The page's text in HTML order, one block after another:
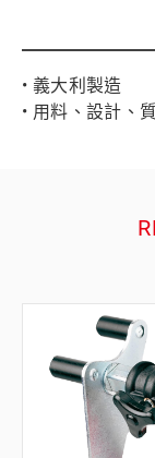
• 義大利製造
• 用料、設計、